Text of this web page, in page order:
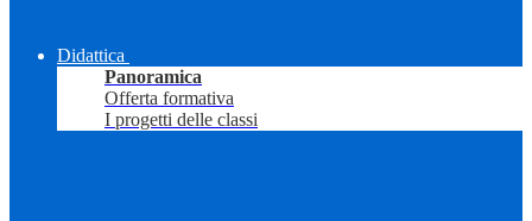
Didattica
Panoramica
Offerta formativa
I progetti delle classi